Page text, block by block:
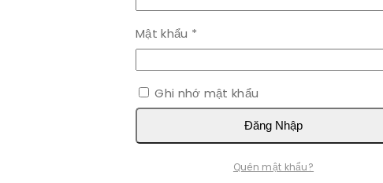
Mật khẩu *
buộc
Ghi nhớ mật khẩu
Đăng Nhập
Quên mật khẩu?